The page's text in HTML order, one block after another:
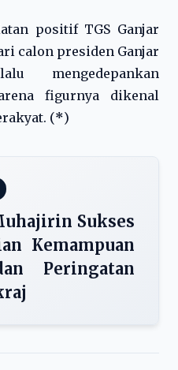
positif TGS Ganjar
calon presiden Ganjar
mengedepankan
figurnya dikenal
(*)
Sukses
Kemampuan
Peringatan